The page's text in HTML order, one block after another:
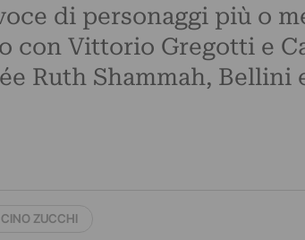
di personaggi più o
con Vittorio Gregotti e
Ruth Shammah, Bellini
CINO ZUCCHI